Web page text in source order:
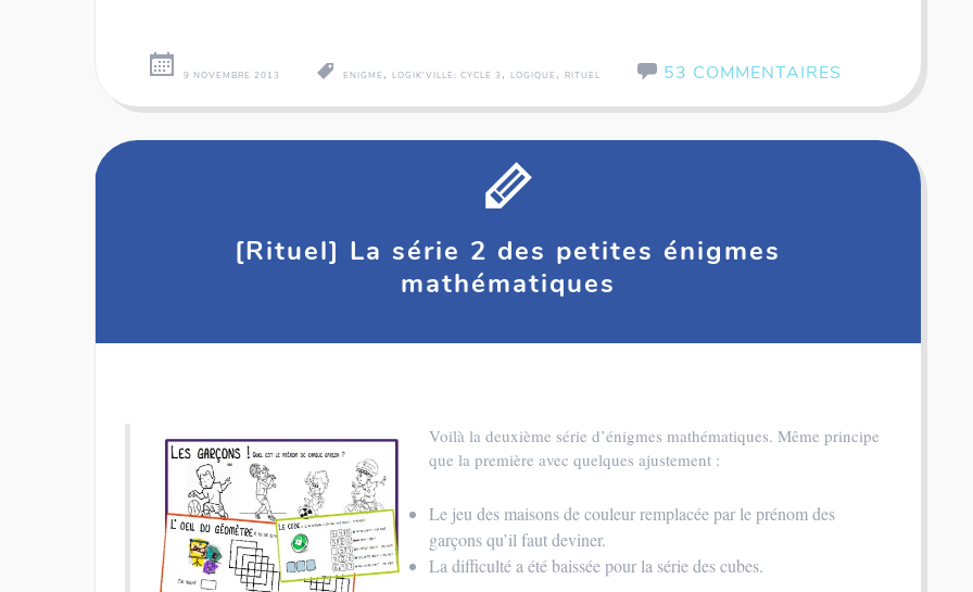
9 NOVEMBRE 2013 ENIGME , LOGIK'VILLE; CYCLE 3 , LOGIQUE , RITUEL 53 COMMENTAIRES
[Rituel] La série 2 des petites énigmes
mathématiques
Voilà la deuxième série d’énigmes mathématiques. Même principe
que la première avec quelques ajustement :
Le jeu des maisons de couleur remplacée par le prénom des
garçons qu’il faut deviner.
La difficulté a été baissée pour la série des cubes.